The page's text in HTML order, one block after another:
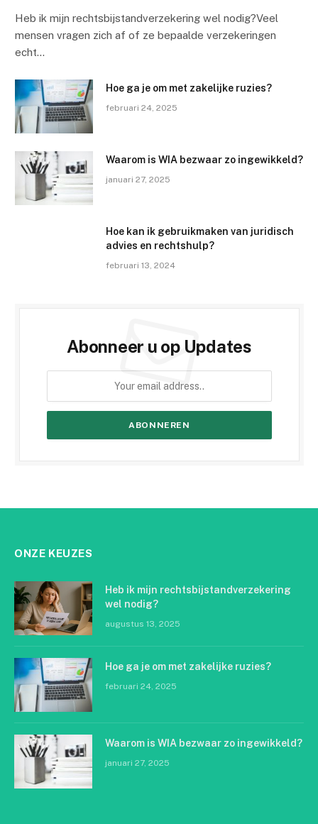
Heb ik mijn rechtsbijstandverzekering wel nodig?Veel
mensen vragen zich af of ze bepaalde verzekeringen
echt…
Hoe ga je om met zakelijke ruzies?
februari 24, 2025
Waarom is WIA bezwaar zo ingewikkeld?
januari 27, 2025
Hoe kan ik gebruikmaken van juridisch
advies en rechtshulp?
februari 13, 2024
Abonneer u op Updates
ONZE KEUZES
Heb ik mijn rechtsbijstandverzekering
wel nodig?
augustus 13, 2025
Hoe ga je om met zakelijke ruzies?
februari 24, 2025
Waarom is WIA bezwaar zo ingewikkeld?
januari 27, 2025